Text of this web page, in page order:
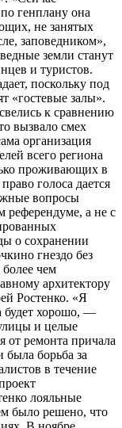
генплану она
не занятых
заповедником»,
земли станут
и туристов.
поскольку под
«гостевые залы».
к сравнению
вызвало смех
организация
всего региона
проживающих в
голоса дается
вопросы
референдуме, а не с
о сохранении
гнездо без
чем
архитектору
Ростенко. «Я
будет хорошо, —
и целые
от ремонта причала
борьба за
в течение
лояльные
было решено, что